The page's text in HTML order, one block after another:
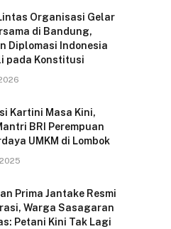
Organisasi Gelar
di Bandung,
Diplomasi Indonesia
pada Konstitusi
Kartini Masa Kini,
BRI Perempuan
UMKM di Lombok
Prima Jantake Resmi
Warga Sasagaran
Petani Kini Tak Lagi